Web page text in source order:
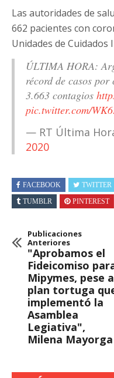
Las autoridades de
662 pacientes con
Unidades de Cuidados
ÚLTIMA HORA:
récord de casos
3.663 contagios
pic.twitter.com/
— RT Última
2020
FACEBOOK TWITTER
TUMBLR
PINTEREST
Publicaciones
Anteriores
"Aprobamos el
Fideicomiso
Mipymes, pese
plan tortuga
implementó la
Asamblea
Legiativa",
Milena Mayorga